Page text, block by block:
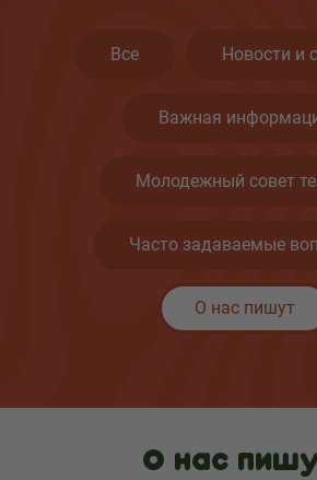
Все Новости и
Важная
Молодежный совет
Часто задаваемые
О нас пишут
О нас